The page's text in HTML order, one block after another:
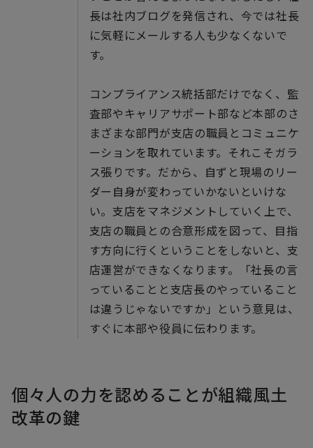
長は社内ブログを発信され、今では社長
に気軽にメールする人も少なくないで
す。
コンプライアンス統括部だけでなく、監
査部やキャリアサポート部など本部のさ
まざまな部門が支店の職員とコミュニケ
ーションを取れています。それこそガラ
ス張りです。だから、自ずと現場のリー
ダー自身が変わっていかないといけな
い。支店をマネジメントしていく上で、
支店の職員との合意形成を図って、目指
す方向に行くということをしないと、支
店運営ができなくなります。「社長の言
っていることと支店長のやっていること
は違うじゃないですか」という意見は、
すぐに本部や役員に伝わります。
個々人の力を認めることが組織風土
改革の鍵